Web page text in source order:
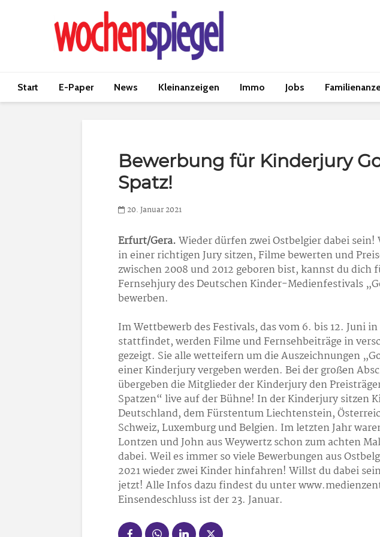
Start E-Paper News Kleinanzeigen Immo Jobs
Bewerbung für Kinderjury
Spatz!
20. Januar 2021
Erfurt/Gera.Wieder dürfen zwei Ostbelgier dabei
in einer richtigen Jury sitzen, Filme bewerten und
zwischen 2008 und 2012 geboren bist, kannst du dich
Fernsehjury des Deutschen Kinder-Medienfestivals
bewerben.
Im Wettbewerb des Festivals, das vom 6. bis 12. Juni
stattfindet, werden Filme und Fernsehbeiträge in
gezeigt. Sie alle wetteifern um die Auszeichnungen
einer Kinderjury vergeben werden. Bei der großen
übergeben die Mitglieder der Kinderjury den
Spatzen“ live auf der Bühne! In der Kinderjury sitzen
Deutschland, dem Fürstentum Liechtenstein,
Schweiz, Luxemburg und Belgien. Im letzten Jahr
Lontzen und John aus Weywertz schon zum achten
dabei. Weil es immer so viele Bewerbungen aus
2021 wieder zwei Kinder hinfahren! Willst du dabei
jetzt! Alle Infos dazu findest du unter
Einsendeschluss ist der 23. Januar.